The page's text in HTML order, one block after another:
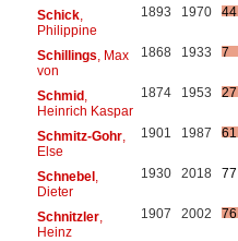
Schick,
Philippine
1893 1970 44
Schillings , Max
von
1868 1933 7
Schmid,
Heinrich Kaspar
1874 1953 27
Schmitz-Gohr,
Else
1901 1987 61
Schnebel,
Dieter
1930 2018 77
Schnitzler,
Heinz
1907 2002 76